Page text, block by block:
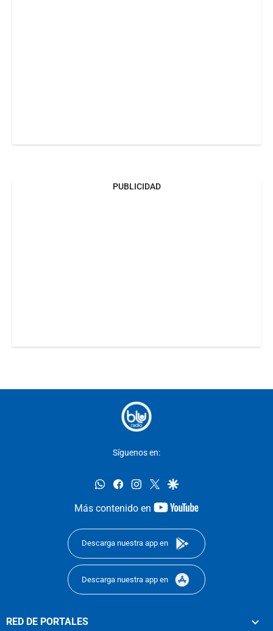
PUBLICIDAD
Síguenos en:
whatsappfacebookinstagram
twittergoogle
Más contenido en
youtube-
Descarga nuestra app en
Descarga nuestra app en
RED DE PORTALES